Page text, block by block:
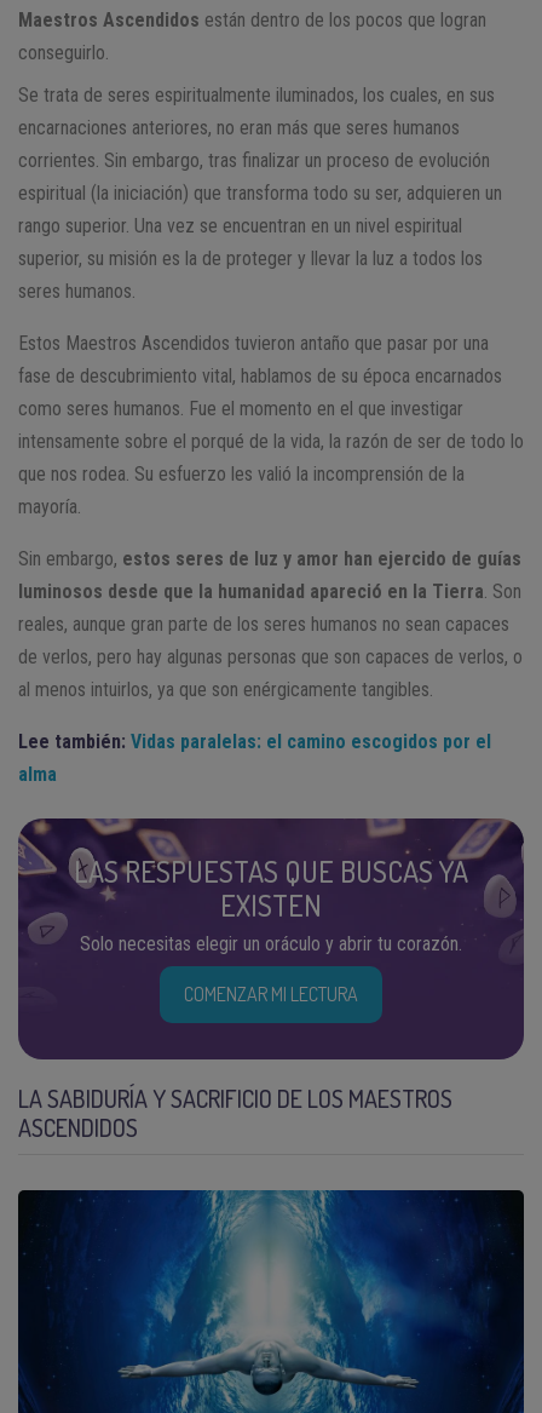
Maestros Ascendidos están dentro de los pocos que logran
conseguirlo.
Se trata de seres espiritualmente iluminados, los cuales, en sus
encarnaciones anteriores, no eran más que seres humanos
corrientes. Sin embargo, tras finalizar un proceso de evolución
espiritual (la iniciación) que transforma todo su ser, adquieren un
rango superior. Una vez se encuentran en un nivel espiritual
superior, su misión es la de proteger y llevar la luz a todos los
seres humanos.
Estos Maestros Ascendidos tuvieron antaño que pasar por una
fase de descubrimiento vital, hablamos de su época encarnados
como seres humanos. Fue el momento en el que investigar
intensamente sobre el porqué de la vida, la razón de ser de todo lo
que nos rodea. Su esfuerzo les valió la incomprensión de la
mayoría.
Sin embargo, estos seres de luz y amor han ejercido de guías
luminosos desde que la humanidad apareció en la Tierra . Son
reales, aunque gran parte de los seres humanos no sean capaces
de verlos, pero hay algunas personas que son capaces de verlos, o
al menos intuirlos, ya que son enérgicamente tangibles.
Lee también: Vidas paralelas: el camino escogidos por el
alma
LAS RESPUESTAS QUE BUSCAS YA
EXISTEN
Solo necesitas elegir un oráculo y abrir tu corazón.
COMENZAR MI LECTURA
LA SABIDURÍA Y SACRIFICIO DE LOS MAESTROS
ASCENDIDOS